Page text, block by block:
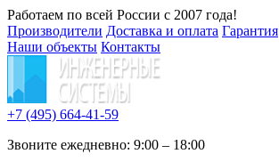
Работаем по всей России с 2007 года!
Производители Доставка и оплата Гарантия
Наши объекты Контакты
+7 (495) 664-41-59
Звоните ежедневно: 9:00 – 18:00